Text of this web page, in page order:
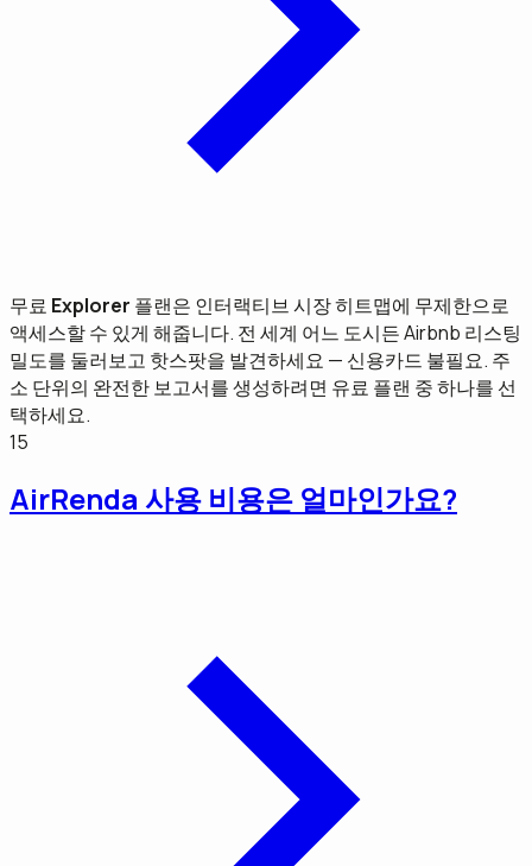
무료 Explorer 플랜은 인터랙티브 시장 히트맵에 무제한으로
액세스할 수 있게 해줍니다. 전 세계 어느 도시든 Airbnb 리스팅
밀도를 둘러보고 핫스팟을 발견하세요 — 신용카드 불필요. 주
소 단위의 완전한 보고서를 생성하려면 유료 플랜 중 하나를 선
택하세요.
15
AirRenda 사용 비용은 얼마인가요?